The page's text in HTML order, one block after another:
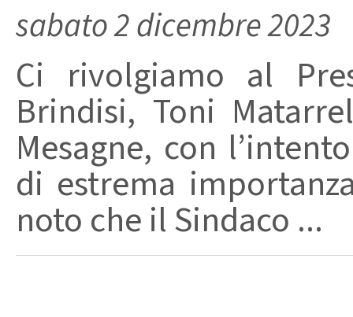
sabato 2 dicembre 2023
Ci rivolgiamo al
Brindisi, Toni
Mesagne, con
di estrema
noto che il Sindaco ...